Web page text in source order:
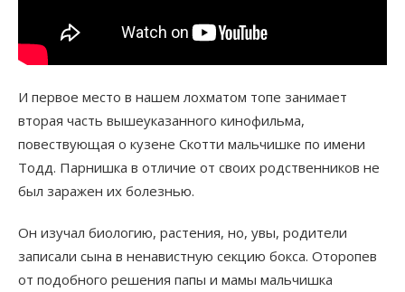
И первое место в нашем лохматом топе занимает
вторая часть вышеуказанного кинофильма,
повествующая о кузене Скотти мальчишке по имени
Тодд. Парнишка в отличие от своих родственников не
был заражен их болезнью.
Он изучал биологию, растения, но, увы, родители
записали сына в ненавистную секцию бокса. Оторопев
от подобного решения папы и мамы мальчишка